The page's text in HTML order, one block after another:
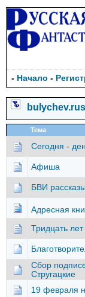
- Начало -
Тема
Сегодня -
Афиша
БВИ
Адресная
Тридцать
Сбор
Стругацкие
19 февраля